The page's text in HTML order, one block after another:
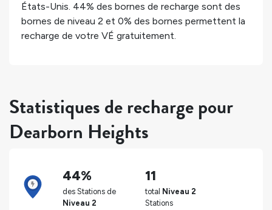
États-Unis. 44% des bornes de recharge sont des
bornes de niveau 2 et 0% des bornes permettent la
recharge de votre VÉ gratuitement.
Statistiques de recharge pour
Dearborn Heights
44%
des Stations de
Niveau 2
11
total Niveau 2
Stations